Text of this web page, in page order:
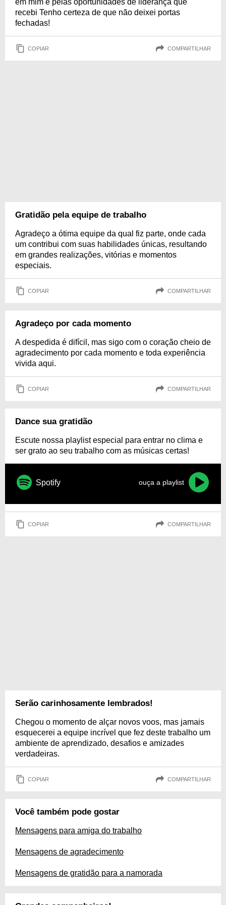
em mim e pelas oportunidades de liderança que
recebi Tenho certeza de que não deixei portas
fechadas!
COPIAR COMPARTILHAR
Gratidão pela equipe de trabalho
Agradeço a ótima equipe da qual fiz parte, onde cada
um contribui com suas habilidades únicas, resultando
em grandes realizações, vitórias e momentos
especiais.
COPIAR COMPARTILHAR
Agradeço por cada momento
A despedida é difícil, mas sigo com o coração cheio de
agradecimento por cada momento e toda experiência
vivida aqui.
COPIAR COMPARTILHAR
Dance sua gratidão
Escute nossa playlist especial para entrar no clima e
ser grato ao seu trabalho com as músicas certas!
Spotify ouça a playlist
COPIAR COMPARTILHAR
Serão carinhosamente lembrados!
Chegou o momento de alçar novos voos, mas jamais
esquecerei a equipe incrível que fez deste trabalho um
ambiente de aprendizado, desafios e amizades
verdadeiras.
COPIAR COMPARTILHAR
Você também pode gostar
Mensagens para amiga do trabalho
Mensagens de agradecimento
Mensagens de gratidão para a namorada